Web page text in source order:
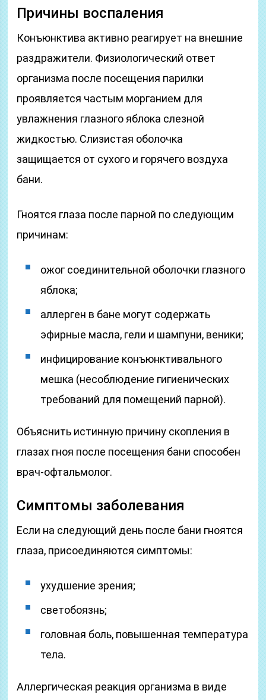
Причины воспаления
Конъюнктива активно реагирует на внешние
раздражители. Физиологический ответ
организма после посещения парилки
проявляется частым морганием для
увлажнения глазного яблока слезной
жидкостью. Слизистая оболочка
защищается от сухого и горячего воздуха
бани.
Гноятся глаза после парной по следующим
причинам:
ожог соединительной оболочки глазного
яблока;
аллерген в бане могут содержать
эфирные масла, гели и шампуни, веники;
инфицирование конъюнктивального
мешка (несоблюдение гигиенических
требований для помещений парной).
Объяснить истинную причину скопления в
глазах гноя после посещения бани способен
врач-офтальмолог.
Симптомы заболевания
Если на следующий день после бани гноятся
глаза, присоединяются симптомы:
ухудшение зрения;
светобоязнь;
головная боль, повышенная температура
тела.
Аллергическая реакция организма в виде